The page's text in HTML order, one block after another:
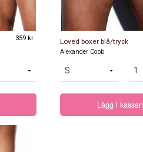
359 kr Loved boxer blå/tryck
Alexander Cobb
Lägg i kassan